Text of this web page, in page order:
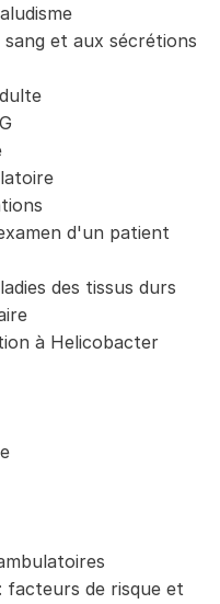
et aux sécrétions
d'un patient
des tissus durs
à Helicobacter
facteurs de risque et